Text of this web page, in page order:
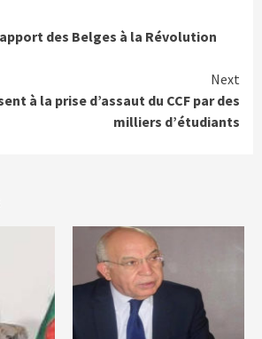
des Belges à la Révolution
Next
à la prise d’assaut du CCF par des
milliers d’étudiants